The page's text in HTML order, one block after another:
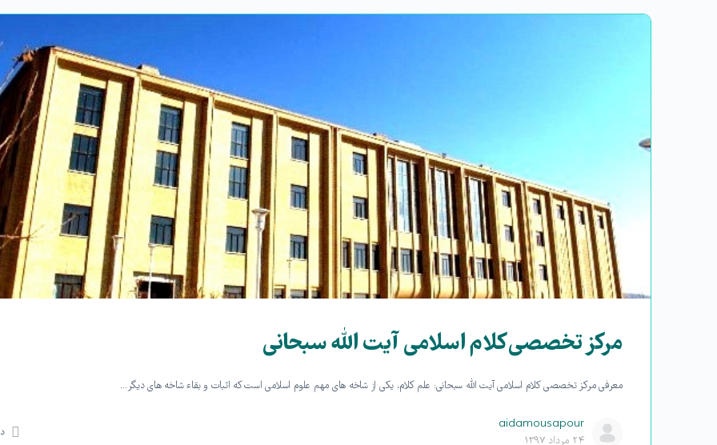
مرکز تخصصی کلام اسلامی آیت الله سبحانی
معرفی مرکز تخصصی کلام اسلامی آیت الله سبحانی: علم کلام، یکی از شاخه های مهم علوم اسلامی است که اثبات و بقاء شاخه های دیگر…
aidamousapour
۲۴ مرداد ۱۳۹۷